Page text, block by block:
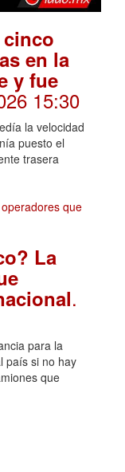
en la
y fue
15:30
la velocidad
puesto el
trasera
La
.
para la
país si no hay
que